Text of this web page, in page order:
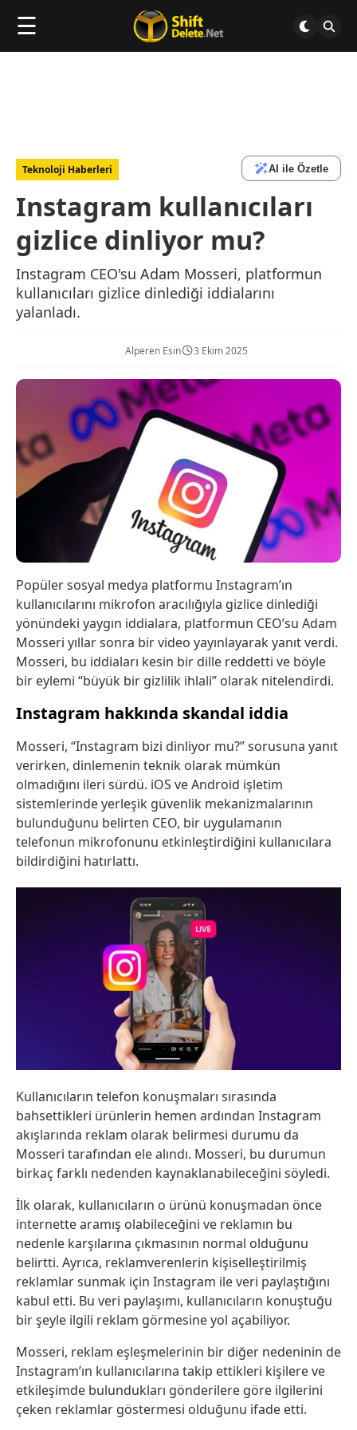
☰
Teknoloji Haberleri AI ile Özetle
Instagram kullanıcıları
gizlice dinliyor mu?
Instagram CEO'su Adam Mosseri, platformun
kullanıcıları gizlice dinlediği iddialarını
yalanladı.
Alperen Esin 3 Ekim 2025
Popüler sosyal medya platformu Instagram’ın
kullanıcılarını mikrofon aracılığıyla gizlice dinlediği
yönündeki yaygın iddialara, platformun CEO’su Adam
Mosseri yıllar sonra bir video yayınlayarak yanıt verdi.
Mosseri, bu iddiaları kesin bir dille reddetti ve böyle
bir eylemi “büyük bir gizlilik ihlali” olarak nitelendirdi.
Instagram hakkında skandal iddia
Mosseri, “Instagram bizi dinliyor mu?” sorusuna yanıt
verirken, dinlemenin teknik olarak mümkün
olmadığını ileri sürdü. iOS ve Android işletim
sistemlerinde yerleşik güvenlik mekanizmalarının
bulunduğunu belirten CEO, bir uygulamanın
telefonun mikrofonunu etkinleştirdiğini kullanıcılara
bildirdiğini hatırlattı.
Kullanıcıların telefon konuşmaları sırasında
bahsettikleri ürünlerin hemen ardından Instagram
akışlarında reklam olarak belirmesi durumu da
Mosseri tarafından ele alındı. Mosseri, bu durumun
birkaç farklı nedenden kaynaklanabileceğini söyledi.
İlk olarak, kullanıcıların o ürünü konuşmadan önce
internette aramış olabileceğini ve reklamın bu
nedenle karşılarına çıkmasının normal olduğunu
belirtti. Ayrıca, reklamverenlerin kişiselleştirilmiş
reklamlar sunmak için Instagram ile veri paylaştığını
kabul etti. Bu veri paylaşımı, kullanıcıların konuştuğu
bir şeyle ilgili reklam görmesine yol açabiliyor.
Mosseri, reklam eşleşmelerinin bir diğer nedeninin de
Instagram’ın kullanıcılarına takip ettikleri kişilere ve
etkileşimde bulundukları gönderilere göre ilgilerini
çeken reklamlar göstermesi olduğunu ifade etti.